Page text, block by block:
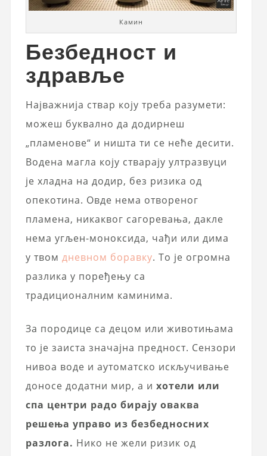
Камин
Безбедност и
здравље
Најважнија ствар коју треба разумети:
можеш буквално да додирнеш
„пламенове“ и ништа ти се неће десити.
Водена магла коју стварају ултразвуци
је хладна на додир, без ризика од
опекотина. Овде нема отвореног
пламена, никаквог сагоревања, дакле
нема угљен-моноксида, чађи или дима
у твом дневном боравку. То је огромна
разлика у поређењу са
традиционалним каминима.
За породице са децом или животињама
то је заиста значајна предност. Сензори
нивоа воде и аутоматско искључивање
доносе додатни мир, а и хотели или
спа центри радо бирају оваква
решења управо из безбедносних
разлога. Нико не жели ризик од